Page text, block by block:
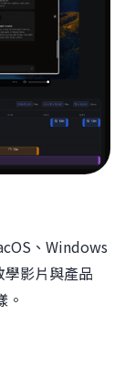
、Windows
影片與產品